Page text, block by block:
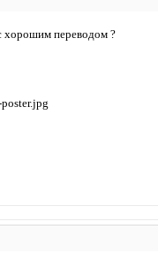
хорошим переводом ?